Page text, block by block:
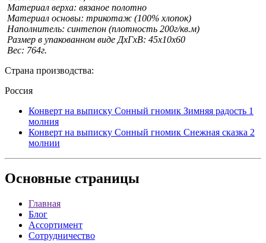
Материал верха: вязаное полотно
Материал основы: трикотаж (100% хлопок)
Наполнитель: синтепон (плотность 200г/кв.м)
Размер в упакованном виде ДхГхВ: 45х10х60
Вес: 764г.
Страна производства:
Россия
Конверт на выписку Сонный гномик Зимняя радость 1
молния
Конверт на выписку Сонный гномик Снежная сказка 2
молнии
Основные страницы
Главная
Блог
Ассортимент
Сотрудничество